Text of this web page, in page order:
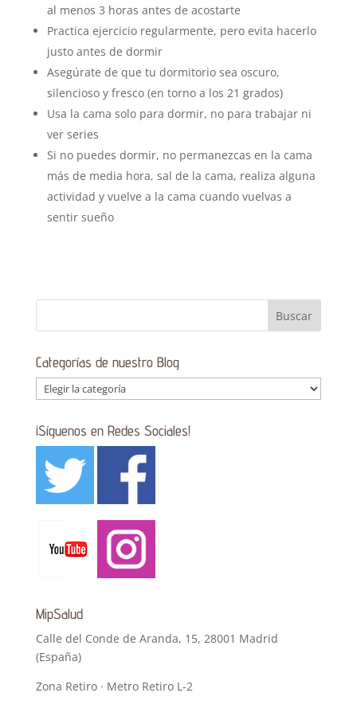
al menos 3 horas antes de acostarte
Practica ejercicio regularmente, pero evita hacerlo
justo antes de dormir
Asegúrate de que tu dormitorio sea oscuro,
silencioso y fresco (en torno a los 21 grados)
Usa la cama solo para dormir, no para trabajar ni
ver series
Si no puedes dormir, no permanezcas en la cama
más de media hora, sal de la cama, realiza alguna
actividad y vuelve a la cama cuando vuelvas a
sentir sueño
Categorías de nuestro Blog
Categorías
de
nuestro
Blog
¡Síguenos en Redes Sociales!
MipSalud
Calle del Conde de Aranda, 15, 28001 Madrid
(España)
Zona Retiro · Metro Retiro L-2